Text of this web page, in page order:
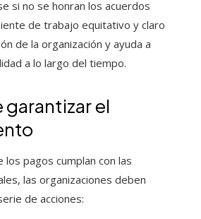
si no se honran los acuerdos
de trabajo equitativo y claro
de la organización y ayuda a
a lo largo del tiempo.
garantizar el
los pagos cumplan con las
las organizaciones deben
de acciones: